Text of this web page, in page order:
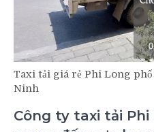
Taxi tải giá rẻ Phi Long
Ninh
Công ty taxi tải